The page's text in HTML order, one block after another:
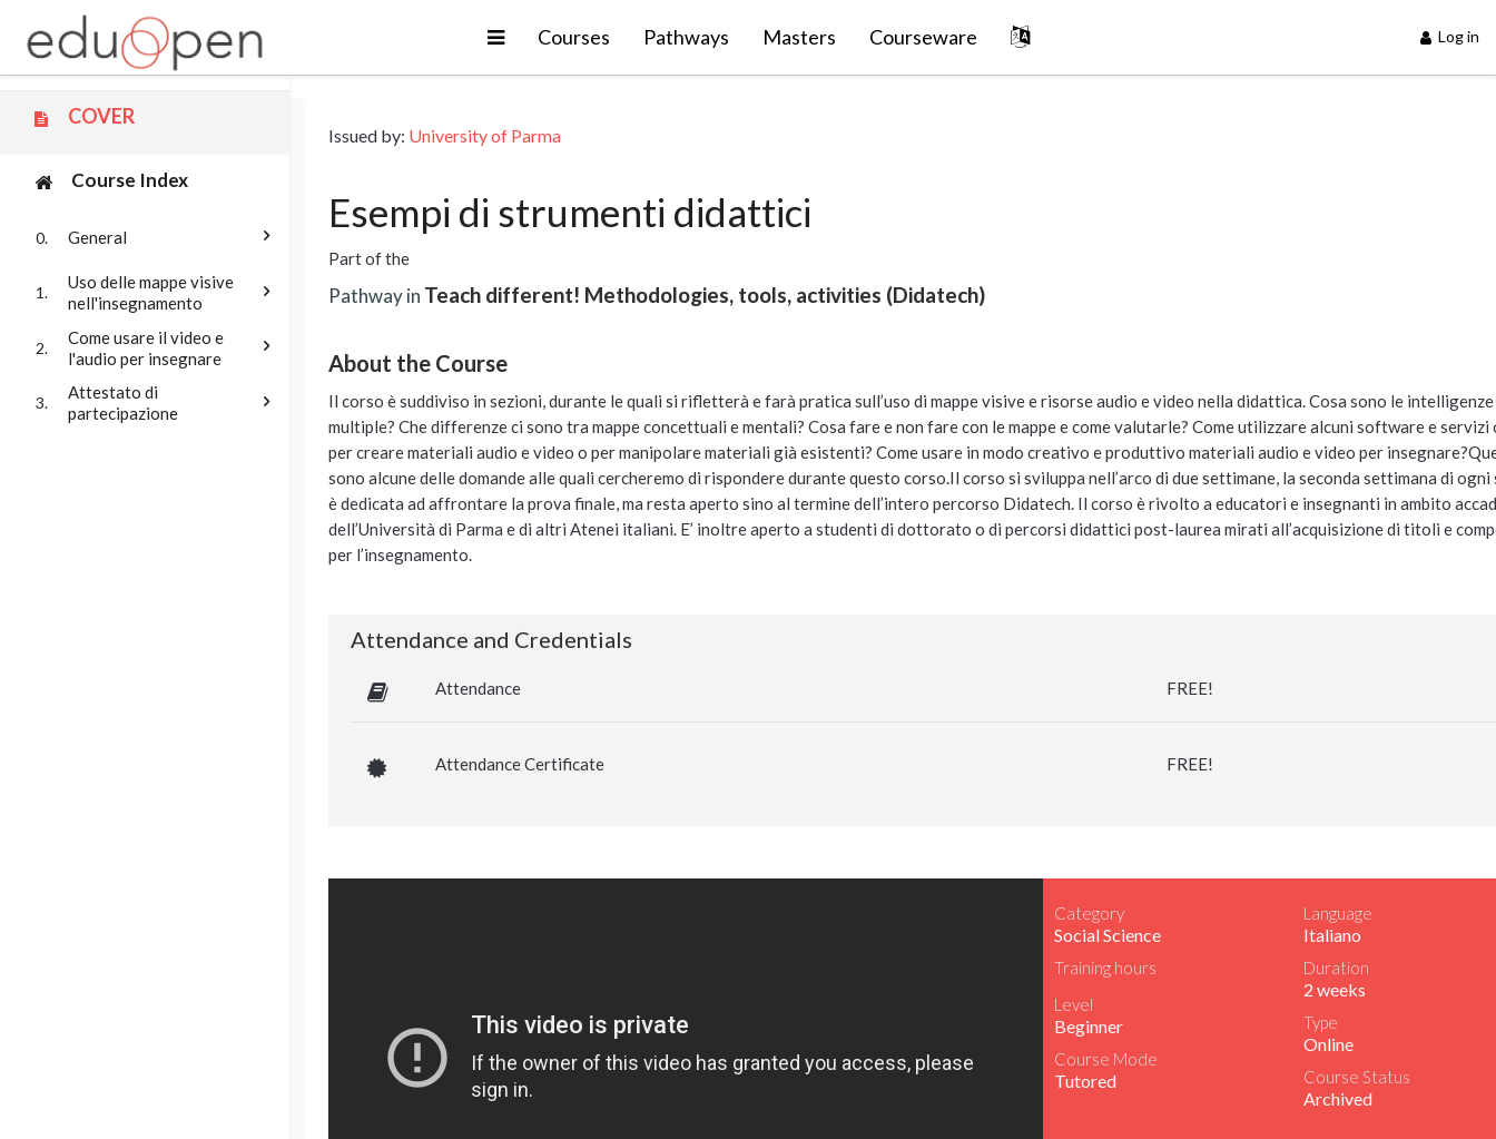
Skip to main content
ExpandCourses Pathways Masters Courseware Log in
COVER
Course Index
0. General
1.
Uso delle mappe visive
nell'insegnamento
2.
Come usare il video e
l'audio per insegnare
3.
Attestato di
partecipazione
Issued by: University of Parma
Esempi di strumenti didattici
Part of the
Pathway in Teach different! Methodologies, tools, activities (Didatech)
About the Course
Il corso è suddiviso in sezioni, durante le quali si rifletterà e farà pratica sull’uso di mappe visive e risorse audio e video nella didattica. Cosa sono le intelligenze
multiple? Che differenze ci sono tra mappe concettuali e mentali? Cosa fare e non fare con le mappe e come valutarle? Come utilizzare alcuni software e servizi
per creare materiali audio e video o per manipolare materiali già esistenti? Come usare in modo creativo e produttivo materiali audio e video per
sono alcune delle domande alle quali cercheremo di rispondere durante questo corso.Il corso si sviluppa nell’arco di due settimane, la seconda settimana di ogni
è dedicata ad affrontare la prova finale, ma resta aperto sino al termine dell’intero percorso Didatech. Il corso è rivolto a educatori e insegnanti in ambito
dell’Università di Parma e di altri Atenei italiani. E’ inoltre aperto a studenti di dottorato o di percorsi didattici post-laurea mirati all’acquisizione di titoli e
per l’insegnamento.
Attendance and Credentials
Attendance FREE!
Attendance Certificate FREE!
Category
Social Science
Training hours
Level
Beginner
Course Mode
Tutored
Language
Italiano
Duration
2 weeks
Type
Online
Course Status
Archived